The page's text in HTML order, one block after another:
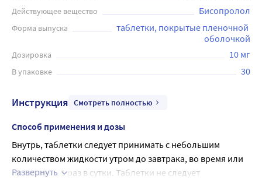
Действующее вещество Бисопролол
Форма выпуска
таблетки, покрытые пленочной
оболочкой
Дозировка 10 мг
В упаковке 30
Инструкция Смотреть полностью
Способ применения и дозы
Внутрь, таблетки следует принимать с небольшим
количеством жидкости утром до завтрака, во время или
после него, 1 раз в сутки. Таблетки не следует
Развернуть